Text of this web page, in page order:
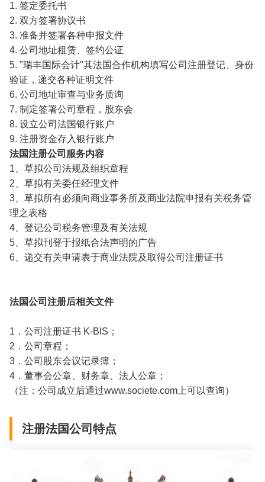
1. 签定委托书
2. 双方签署协议书
3. 准备并签署各种申报文件
4. 公司地址租赁、签约公证
5. "瑞丰国际会计"其法国合作机构填写公司注册登记、身份
验证，递交各种证明文件
6. 公司地址审查与业务质询
7. 制定签署公司章程，股东会
8. 设立公司法国银行账户
9. 注册资金存入银行账户
法国注册公司服务内容
1、草拟公司法规及组织章程
2、草拟有关委任经理文件
3、草拟所有必须向商业事务所及商业法院申报有关税务管
理之表格
4、登记公司税务管理及有关法规
5、草拟刊登于报纸合法声明的广告
6、递交有关申请表于商业法院及取得公司注册证书
法国公司注册后相关文件
1．公司注册证书 K-BIS；
2．公司章程；
3．公司股东会议记录簿；
4．董事会公章、财务章、法人公章；
（注：公司成立后通过www.societe.com上可以查询）
注册法国公司特点